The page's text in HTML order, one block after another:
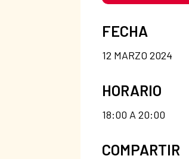
FECHA
12 MARZO 2024
HORARIO
18:00 A 20:00
COMPARTIR